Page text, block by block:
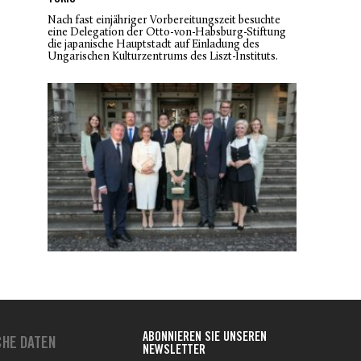
Nach fast einjähriger Vorbereitungszeit besuchte
eine Delegation der Otto-von-Habsburg-Stiftung
die japanische Hauptstadt auf Einladung des
Ungarischen Kulturzentrums des Liszt-Instituts.
DATEN
ABONNIEREN SIE UNSEREN
NEWSLETTER